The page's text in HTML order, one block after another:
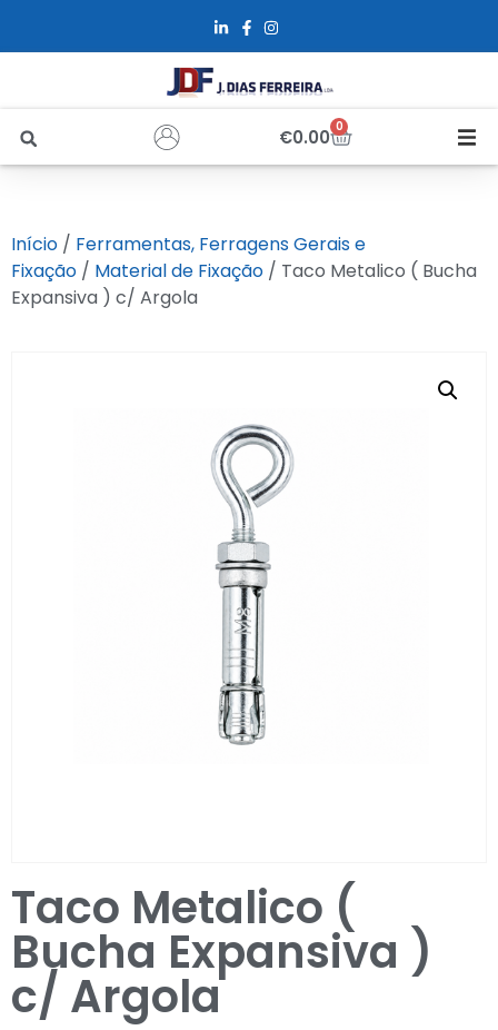
€0.00 0
Sobre Nós
Loja
Recrutamento
Contactos
Entrar / Registar
Início / Ferramentas, Ferragens Gerais e
Fixação / Material de Fixação / Taco Metalico ( Bucha
Expansiva ) c/ Argola
Taco Metalico (
Bucha Expansiva )
c/ Argola